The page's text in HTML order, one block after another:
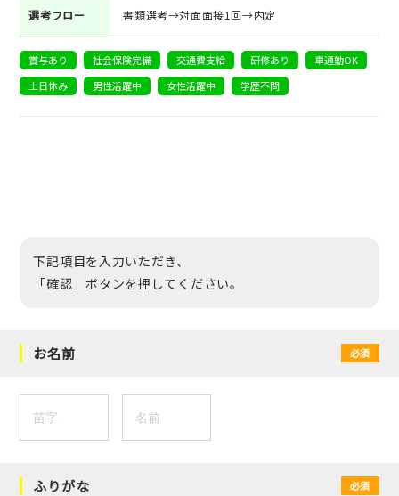
選考フロー 書類選考→対面面接1回→内定
賞与あり 社会保険完備 交通費支給 研修あり
車通勤OK
土日休み
男性活躍中 女性活躍中 学歴不問
下記項目を入力いただき、
「確認」ボタンを押してください。
お名前 必須
ふりがな 必須